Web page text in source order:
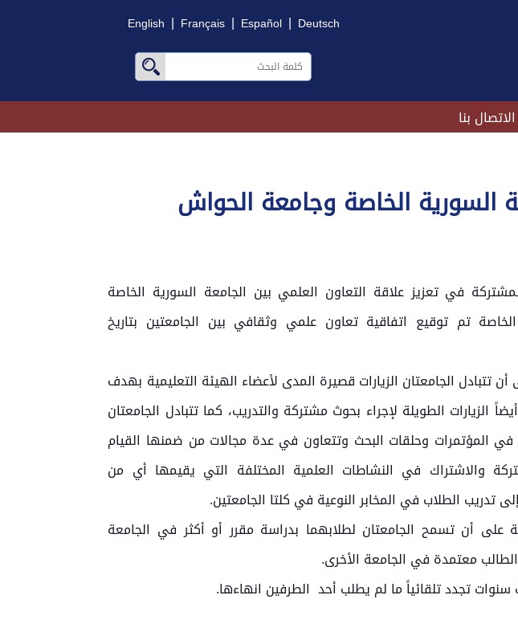
English | Français | Español | Deutsch
الاتصال بنا
السورية الخاصة وجامعة الحواش
في تعزيز علاقة التعاون العلمي بين الجامعة السورية الخاصة
تم توقيع اتفاقية تعاون علمي وثقافي بين الجامعتين بتاريخ
تتبادل الجامعتان الزيارات قصيرة المدى لأعضاء الهيئة التعليمية بهدف
الزيارات الطويلة لإجراء بحوث مشتركة والتدريب، كما تتبادل الجامعتان
في المؤتمرات وحلقات البحث وتتعاون في عدة مجالات من ضمنها القيام
والاشتراك في النشاطات العلمية المختلفة التي يقيمها أي من
تدريب الطلاب في المخابر النوعية في كلتا الجامعتين.
على أن تسمح الجامعتان لطلابهما بدراسة مقرر أو أكثر في الجامعة
الطالب معتمدة في الجامعة الأخرى.
سنوات تجدد تلقائياً ما لم يطلب أحد الطرفين انهاءها.